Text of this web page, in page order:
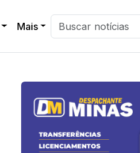
Mais